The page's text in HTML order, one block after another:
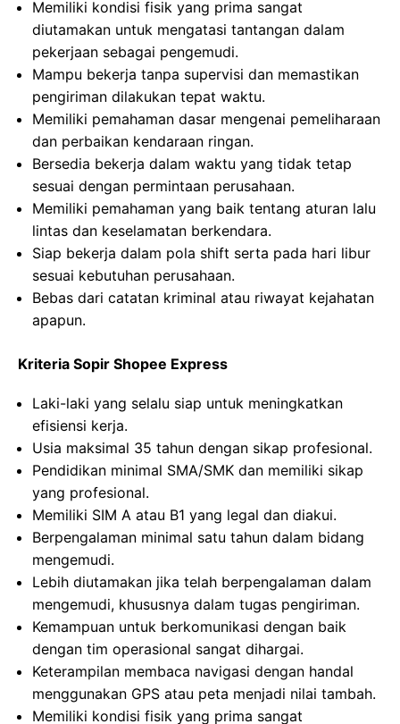
Memiliki kondisi fisik yang prima sangat
diutamakan untuk mengatasi tantangan dalam
pekerjaan sebagai pengemudi.
Mampu bekerja tanpa supervisi dan memastikan
pengiriman dilakukan tepat waktu.
Memiliki pemahaman dasar mengenai pemeliharaan
dan perbaikan kendaraan ringan.
Bersedia bekerja dalam waktu yang tidak tetap
sesuai dengan permintaan perusahaan.
Memiliki pemahaman yang baik tentang aturan lalu
lintas dan keselamatan berkendara.
Siap bekerja dalam pola shift serta pada hari libur
sesuai kebutuhan perusahaan.
Bebas dari catatan kriminal atau riwayat kejahatan
apapun.
Kriteria Sopir Shopee Express
Laki-laki yang selalu siap untuk meningkatkan
efisiensi kerja.
Usia maksimal 35 tahun dengan sikap profesional.
Pendidikan minimal SMA/SMK dan memiliki sikap
yang profesional.
Memiliki SIM A atau B1 yang legal dan diakui.
Berpengalaman minimal satu tahun dalam bidang
mengemudi.
Lebih diutamakan jika telah berpengalaman dalam
mengemudi, khususnya dalam tugas pengiriman.
Kemampuan untuk berkomunikasi dengan baik
dengan tim operasional sangat dihargai.
Keterampilan membaca navigasi dengan handal
menggunakan GPS atau peta menjadi nilai tambah.
Memiliki kondisi fisik yang prima sangat